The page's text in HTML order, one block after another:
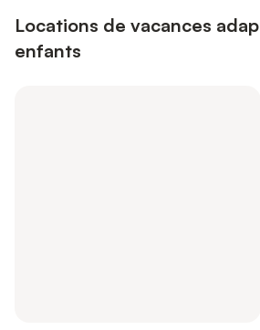
Locations de vacances
enfants